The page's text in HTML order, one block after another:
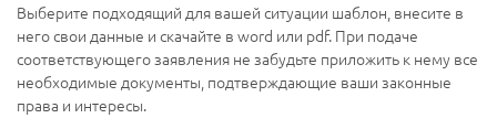
Выберите подходящий для вашей ситуации шаблон, внесите в
него свои данные и скачайте в word или pdf. При подаче
соответствующего заявления не забудьте приложить к нему все
необходимые документы, подтверждающие ваши законные
права и интересы.